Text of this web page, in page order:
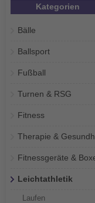
Kategorien
Bälle
Ballsport
Fußball
Turnen & RSG
Fitness
Therapie &
Fitnessgeräte &
Leichtathletik
Laufen